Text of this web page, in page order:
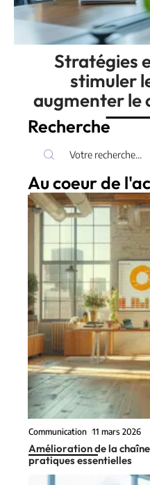
Stratégies
stimuler
augmenter le
Recherche
Au coeur de
Communication 11 mars 2026
Amélioration de la
pratiques essentielles